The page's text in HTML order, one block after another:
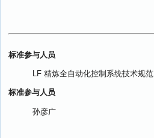
标准参与人员
LF 精炼全自动化控制系统技术规范
标准参与人员
孙彦广